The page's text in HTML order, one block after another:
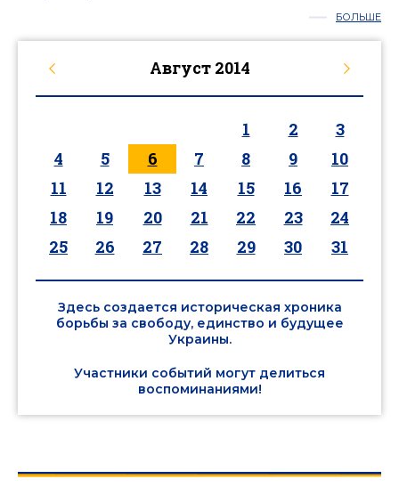
БОЛЬШЕ
Август 2014
1 2
3
4
5 6 7 8 9
10
11
12 13 14 15 16
17
18
19 20 21 22 23
24
25
26 27 28 29 30 31
Здесь создается историческая хроника
борьбы за свободу, единство и будущее
Украины.
Участники событий могут делиться
воспоминаниями!